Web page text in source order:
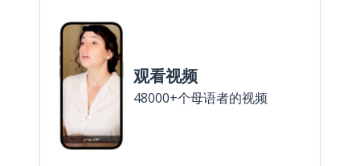
观看视频
48000+个母语者的视频